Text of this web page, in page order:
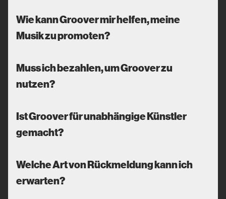
Wie kann Groover mir helfen, meine
Musik zu promoten?
Muss ich bezahlen, um Groover zu
nutzen?
Ist Groover für unabhängige Künstler
gemacht?
Welche Art von Rückmeldung kann ich
erwarten?